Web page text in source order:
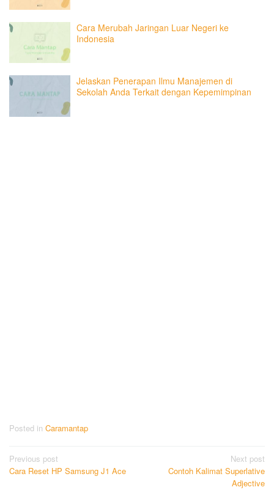
Cara Merubah Jaringan Luar Negeri ke
Indonesia
Jelaskan Penerapan Ilmu Manajemen di
Sekolah Anda Terkait dengan Kepemimpinan
Posted in Caramantap
Post
navigation
Previous post
Cara Reset HP Samsung J1 Ace
Next post
Contoh Kalimat Superlative
Adjective